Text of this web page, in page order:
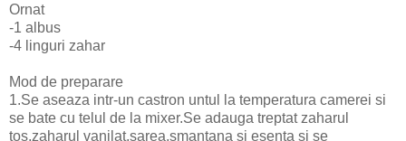
Ornat
-1 albus
-4 linguri zahar
Mod de preparare
1.Se aseaza intr-un castron untul la temperatura camerei si
se bate cu telul de la mixer.Se adauga treptat zaharul
tos,zaharul vanilat,sarea,smantana si esenta si se